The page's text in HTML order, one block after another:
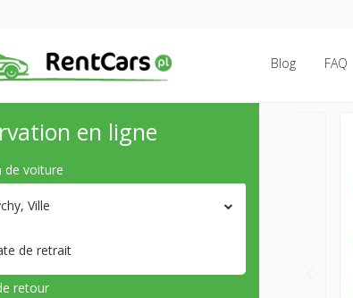
Blog FAQ
en ligne
de voiture
Ville
de retrait
retour